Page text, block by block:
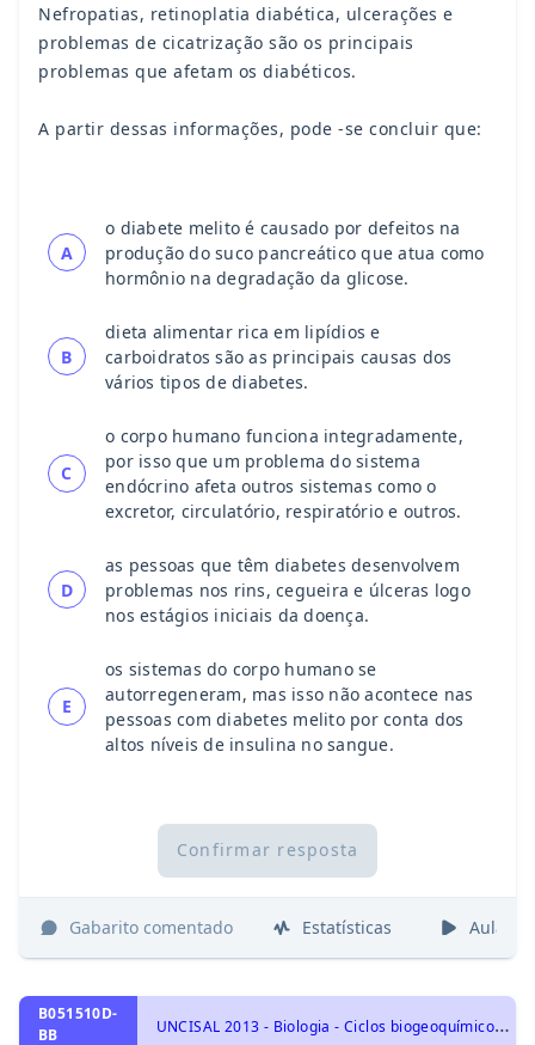
Nefropatias, retinoplatia diabética, ulcerações e
problemas de cicatrização são os principais
problemas que afetam os diabéticos.
A partir dessas informações, pode -se concluir que:
A
o diabete melito é causado por defeitos na
produção do suco pancreático que atua como
hormônio na degradação da glicose.
B
dieta alimentar rica em lipídios e
carboidratos são as principais causas dos
vários tipos de diabetes.
C
o corpo humano funciona integradamente,
por isso que um problema do sistema
endócrino afeta outros sistemas como o
excretor, circulatório, respiratório e outros.
D
as pessoas que têm diabetes desenvolvem
problemas nos rins, cegueira e úlceras logo
nos estágios iniciais da doença.
E
os sistemas do corpo humano se
autorregeneram, mas isso não acontece nas
pessoas com diabetes melito por conta dos
altos níveis de insulina no sangue.
Confirmar resposta
Gabarito comentado Estatísticas Aulas
B051510D-
BB
U
NCISAL 2013 - Biologia - Ciclos biogeoquímicos, Ecologia e ciências ambientais